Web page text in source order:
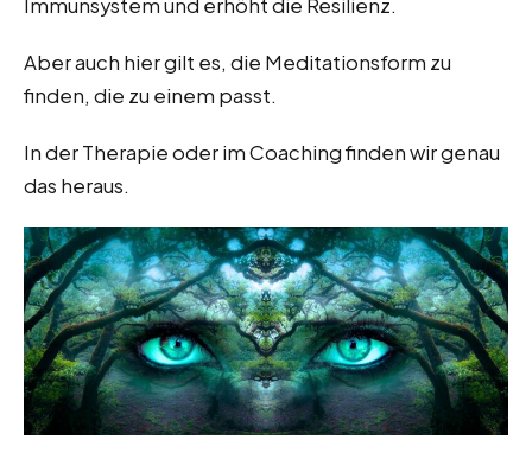
Immunsystem und erhöht die Resilienz.
Aber auch hier gilt es, die Meditationsform zu
finden, die zu einem passt.
In der Therapie oder im Coaching finden wir genau
das heraus.